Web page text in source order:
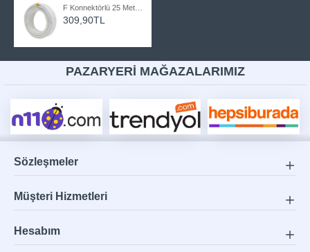
F Konnektörlü 25 Metre RG6/U Coaxial Hazır Uydu Anten Kablosu
309,90TL
PAZARYERİ MAĞAZALARIMIZ
Sözleşmeler
Müşteri Hizmetleri
Hesabım